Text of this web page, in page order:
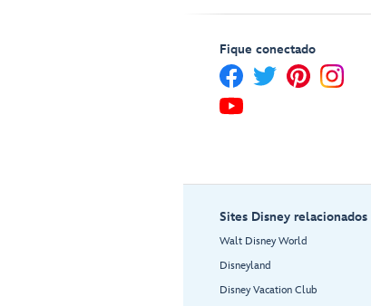
Fique conectado
Sites Disney relacionados
Walt Disney World
Disneyland
Disney Vacation Club